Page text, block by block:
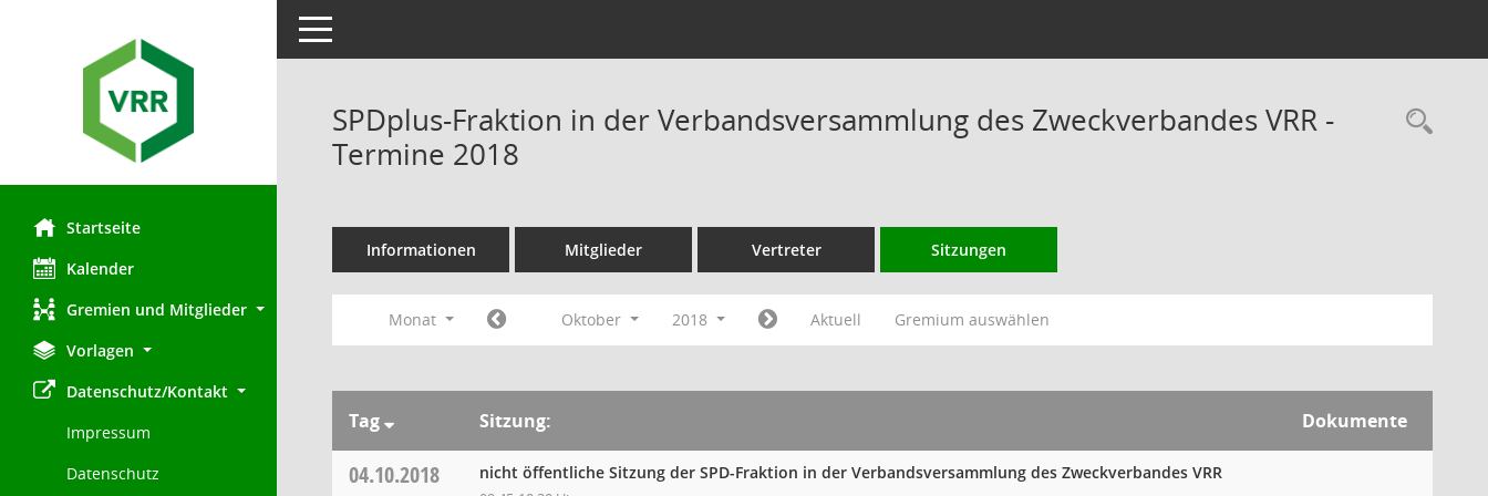
Startseite
Kalender
Gremien und Mitglieder
Vorlagen
Datenschutz/Kontakt
Impressum
Datenschutz
Toggle navigation
SPDplus-Fraktion in der Verbandsversammlung des Zweckverbandes VRR -
Termine 2018
Informationen Mitglieder Vertreter Sitzungen
Monat Oktober 2018 Aktuell Gremium auswählen
Tag Sitzung: Dokumente
04.10.2018 nicht öffentliche Sitzung der SPD-Fraktion in der Verbandsversammlung des Zweckverbandes VRR